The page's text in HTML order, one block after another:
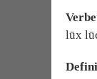
lūx